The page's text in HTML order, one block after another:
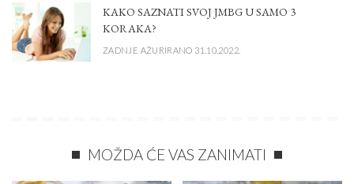
KAKO SAZNATI SVOJ JMBG U SAMO 3
KORAKA?
ZADNJE AŽURIRANO 31.10.2022.
MOŽDA ĆE VAS ZANIMATI